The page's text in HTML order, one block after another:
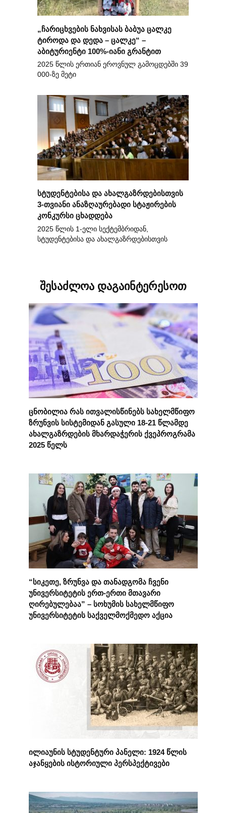
„ჩარიცხვების ნახვისას ბაბუა ცალკე
ტიროდა და დედა – ცალკე“ –
აბიტურიენტი 100%-იანი გრანტით
2025 წლის ერთიან ეროვნულ გამოცდებში 39
000-ზე მეტი
სტუდენტებისა და ახალგაზრდებისთვის
3-თვიანი ანაზღაურებადი სტაჟირების
კონკურსი ცხადდება
2025 წლის 1-ელი სექტემბრიდან,
სტუდენტებისა და ახალგაზრდებისთვის
შესაძლოა დაგაინტერესოთ
ცნობილია რას ითვალისწინებს სახელმწიფო
ზრუნვის სისტემიდან გასული 18-21 წლამდე
ახალგაზრდების მხარდაჭერის ქვეპროგრამა
2025 წელს
“სიკეთე, ზრუნვა და თანადგომა ჩვენი
უნივერსიტეტის ერთ-ერთი მთავარი
ღირებულებაა” – სოხუმის სახელმწიფო
უნივერსიტეტის საქველმოქმედო აქცია
ილიაუნის სტუდენტური პანელი: 1924 წლის
აჯანყების ისტორიული პერსპექტივები